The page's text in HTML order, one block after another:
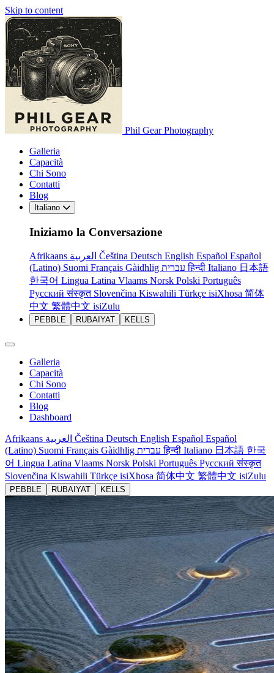
Skip to content
Phil Gear Photography
Galleria
Capacità
Chi Sono
Contatti
Blog
Italiano
Iniziamo la Conversazione
Afrikaans Čeština Deutsch English Español Español
(Latino) Suomi Français Gàidhlig עבריתहिन्दी Italiano 日本語
한국어 Lingua Latina Vlaams Norsk Polski Português
Русскийसंस्कृत Slovenčina Kiswahili Türkçe isiXhosa 简体
中文 繁體中文 isiZulu
PEBBLE RUBAIYAT KELLS
Galleria
Capacità
Chi Sono
Contatti
Blog
Dashboard
Afrikaans Čeština Deutsch English Español Español
(Latino) Suomi Français Gàidhlig עבריתहिन्दी Italiano 日本語 한국
어 Lingua Latina Vlaams Norsk Polski Português Русскийसंस्कृत
Slovenčina Kiswahili Türkçe isiXhosa 简体中文 繁體中文 isiZulu
PEBBLE RUBAIYAT KELLS